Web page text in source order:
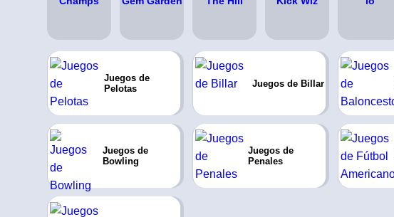
Juegos de
Pelotas
Juegos de Billar
Juegos de
Bowling
Juegos de
Penales